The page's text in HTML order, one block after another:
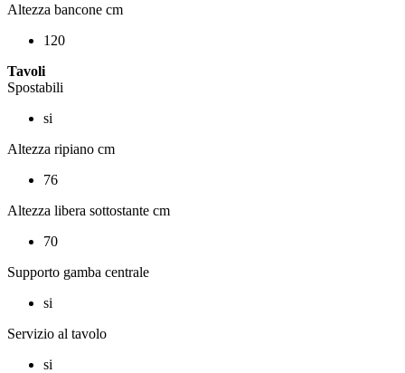
Altezza bancone cm
120
Tavoli
Spostabili
si
Altezza ripiano cm
76
Altezza libera sottostante cm
70
Supporto gamba centrale
si
Servizio al tavolo
si